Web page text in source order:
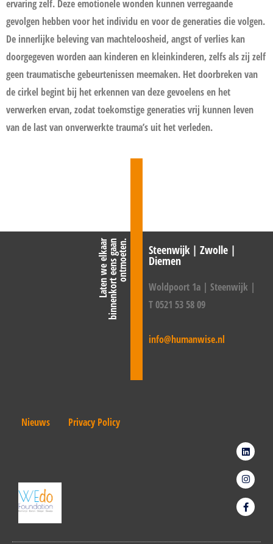
ervaring zelf. Deze emotionele wonden kunnen verregaande
gevolgen hebben voor het individu en voor de generaties die volgen.
De innerlijke beleving van machteloosheid, angst of verlies kan
doorgegeven worden aan kinderen en kleinkinderen, zelfs als zij zelf
geen traumatische gebeurtenissen meemaken. Het doorbreken van
de cirkel begint bij het erkennen van deze gevoelens en het
verwerken ervan, zodat toekomstige generaties vrij kunnen leven
van de last van onverwerkte trauma’s uit het verleden.
L
a
t
e
n
w
e
e
l
k
a
a
r
b
i
n
n
e
n
k
o
r
t
e
e
n
s
g
a
a
n
o
n
t
m
o
e
t
e
n . Steenwijk | Zwolle |
Diemen
Woldpoort 1a | Steenwijk |
T 0521 53 58 09
info@humanwise.nl
Nieuws Privacy Policy